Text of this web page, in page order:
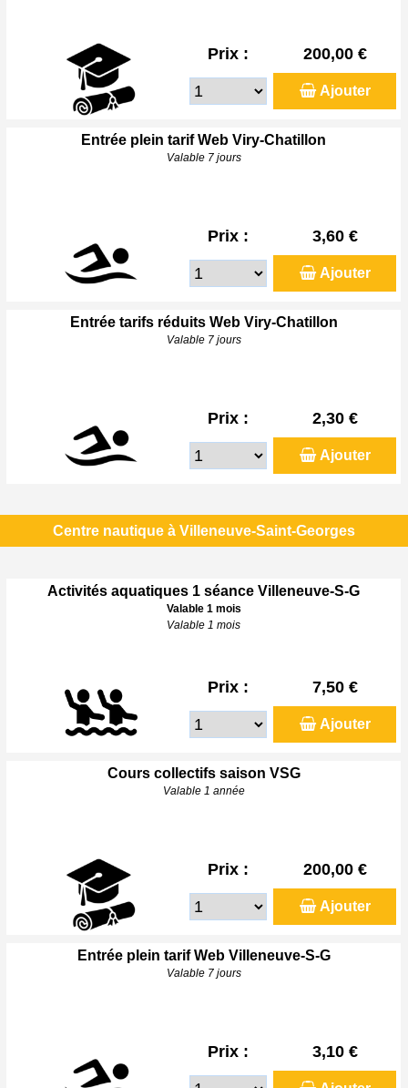
Prix : 200,00 €
Ajouter
Entrée plein tarif Web Viry-Chatillon
Valable 7 jours
Prix : 3,60 €
Ajouter
Entrée tarifs réduits Web Viry-Chatillon
Valable 7 jours
Prix : 2,30 €
Ajouter
Centre nautique à Villeneuve-Saint-Georges
Activités aquatiques 1 séance Villeneuve-S-G
Valable 1 mois
Valable 1 mois
Prix : 7,50 €
Ajouter
Cours collectifs saison VSG
Valable 1 année
Prix : 200,00 €
Ajouter
Entrée plein tarif Web Villeneuve-S-G
Valable 7 jours
Prix : 3,10 €